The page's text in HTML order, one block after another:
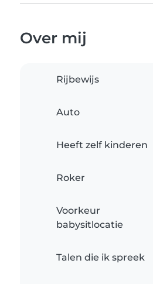
Over mij
Rijbewijs
Auto
Heeft zelf kinderen
Roker
Voorkeur
babysitlocatie
Talen die ik spreek